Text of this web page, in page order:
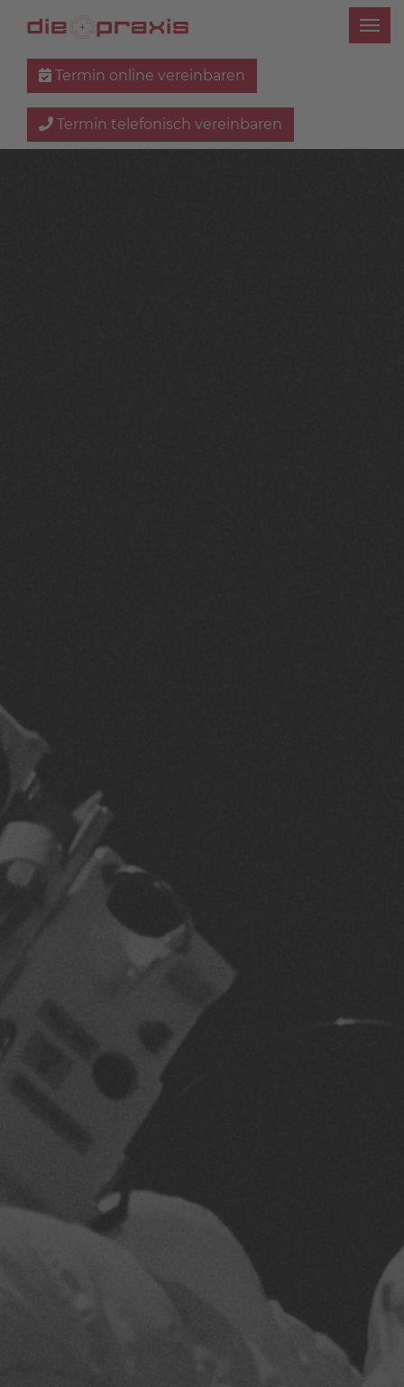
Termin online vereinbaren
Termin telefonisch vereinbaren